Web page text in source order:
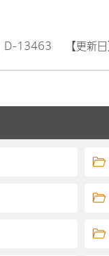
D-13463 【更新日